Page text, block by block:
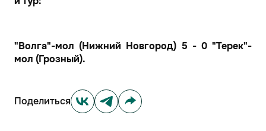
"Волга"-мол (Нижний Новгород) 5 - 0 "Терек"-
мол (Грозный).
Поделиться